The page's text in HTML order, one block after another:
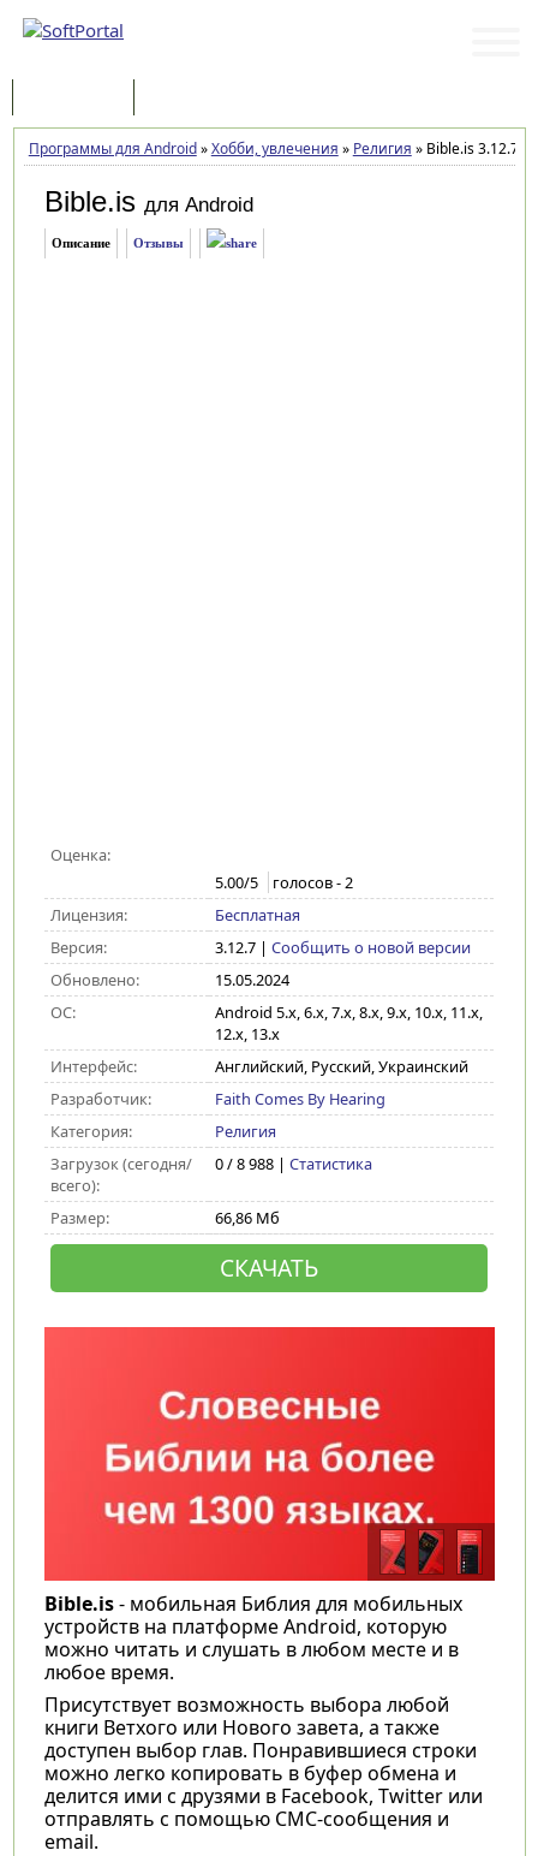
Программы для Android»Хобби, увлечения » Религия »Bible.is 3.12.7
Bible.is для Android
Описание Отзывы
Оценка:
5.00/5 голосов -2
Лицензия:
Бесплатная
Версия:
3.12.7| Сообщить о новой версии
Обновлено:
15.05.2024
ОС:
Android 5.x, 6.x, 7.x, 8.x, 9.x, 10.x, 11.x,
12.x, 13.x
Интерфейс:
Английский, Русский, Украинский
Разработчик:
Faith Comes By Hearing
Категория:
Религия
Загрузок (сегодня/
всего):
0 / 8 988 | Статистика
Размер: 66,86 Мб
СКАЧАТЬ
Bible.is- мобильная Библия для мобильных
устройств на платформе Android, которую
можно читать и слушать в любом месте и в
любое время.
Присутствует возможность выбора любой
книги Ветхого или Нового завета, а также
доступен выбор глав. Понравившиеся строки
можно легко копировать в буфер обмена и
делится ими с друзями в Facebook, Twitter или
отправлять с помощью СМС-сообщения и
email.